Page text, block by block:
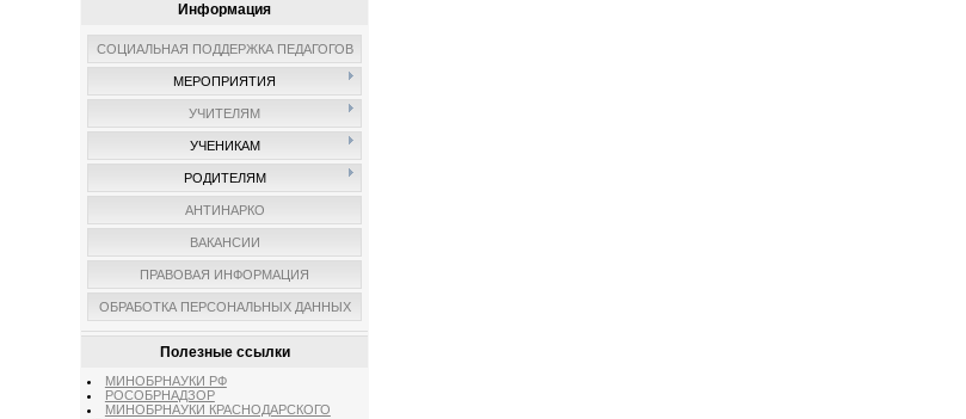
Информация
СОЦИАЛЬНАЯ ПОДДЕРЖКА ПЕДАГОГОВ
МЕРОПРИЯТИЯ
УЧИТЕЛЯМ
УЧЕНИКАМ
РОДИТЕЛЯМ
АНТИНАРКО
ВАКАНСИИ
ПРАВОВАЯ ИНФОРМАЦИЯ
ОБРАБОТКА ПЕРСОНАЛЬНЫХ ДАННЫХ
Полезные ссылки
МИНОБРНАУКИ РФ
РОСОБРНАДЗОР
МИНОБРНАУКИ КРАСНОДАРСКОГО